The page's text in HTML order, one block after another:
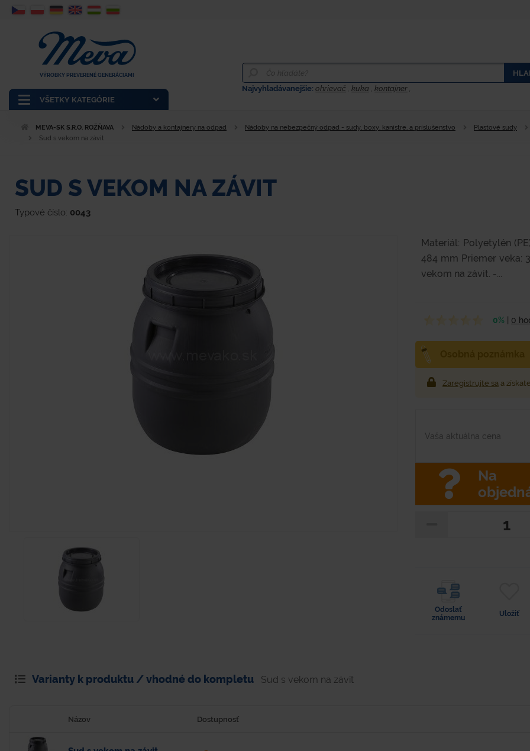
VŠETKY KATEGÓRIE
VÝROBKY PREVERENÉ GENERÁCIAMI
Najvyhladávanejšie:ohrievač ,kuka ,kontajner ,
MEVA-SK S.R.O. ROŽŇAVA Nádoby a kontajnery na odpad Nádoby na nebezpečný odpad - sudy, boxy, kanistre, a príslušenstvo Plastové sudy
Sud s vekom na závit
SUD S VEKOM NA ZÁVIT
Typové číslo: 0043
Materiál: Polyetylén
484 mm Priemer veka:
vekom na závit. -...
0% 0
Zaregistrujte sa a
Vaša aktuálna cena
Na
Odoslať
známemu
Uložiť
Varianty k produktu / vhodné do kompletu Sud s vekom na závit
Názov Dostupnosť